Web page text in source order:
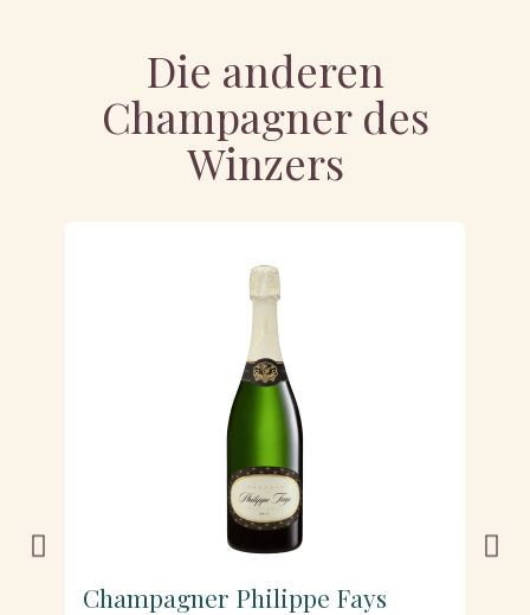
Die anderen
Champagner des
Winzers
Champagner Philippe Fays